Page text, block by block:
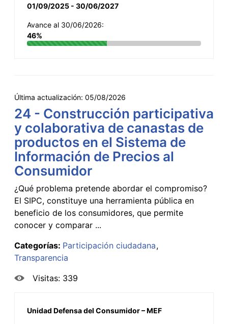
01/09/2025 - 30/06/2027
Avance al 30/06/2026:
46%
Última actualización: 05/08/2026
24 - Construcción participativa
y colaborativa de canastas de
productos en el Sistema de
Información de Precios al
Consumidor
¿Qué problema pretende abordar el compromiso?
El SIPC, constituye una herramienta pública en
beneficio de los consumidores, que permite
conocer y comparar ...
Categorías: Participación ciudadana
Transparencia
Visitas: 339
Unidad Defensa del Consumidor – MEF